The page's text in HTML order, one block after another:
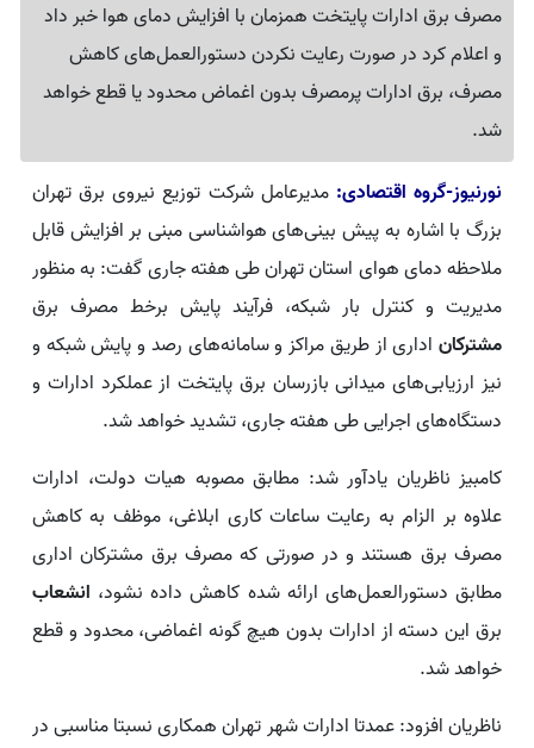
مصرف برق ادارات پایتخت همزمان با افزایش دمای هوا خبر داد
و اعلام کرد در صورت رعایت نکردن دستورالعمل‌های کاهش
مصرف، برق ادارات پرمصرف بدون اغماض محدود یا قطع خواهد
شد.
نورنیوز-گروه اقتصادی:مدیرعامل شرکت توزیع نیروی برق تهران
بزرگ با اشاره به پیش بینی‌های هواشناسی مبنی بر افزایش قابل
ملاحظه دمای هوای استان تهران طی هفته جاری گفت: به منظور
مدیریت و کنترل بار شبکه، فرآیند پایش برخط مصرف برق
مشترکان اداری از طریق مراکز و سامانه‌های رصد و پایش شبکه و
نیز ارزیابی‌های میدانی بازرسان برق پایتخت از عملکرد ادارات و
دستگاه‌های اجرایی طی هفته جاری، تشدید خواهد شد.
کامبیز ناظریان یادآور شد: مطابق مصوبه هیات دولت، ادارات
علاوه بر الزام به رعایت ساعات کاری ابلاغی، موظف به کاهش
مصرف برق هستند و در صورتی که مصرف برق مشترکان اداری
مطابق دستورالعمل‌های ارائه شده کاهش داده نشود، انشعاب
برق این دسته از ادارات بدون هیچ گونه اغماضی، محدود و قطع
خواهد شد.
ناظریان افزود: عمدتا ادارات شهر تهران همکاری نسبتا مناسبی در